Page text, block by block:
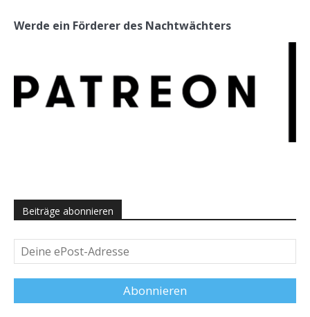
Werde ein Förderer des Nachtwächters
Beiträge abonnieren
Deine
ePost-
Adresse
Abonnieren